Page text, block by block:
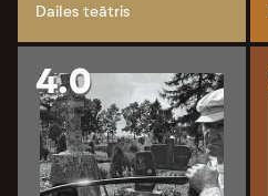
Dailes teātris
4.0